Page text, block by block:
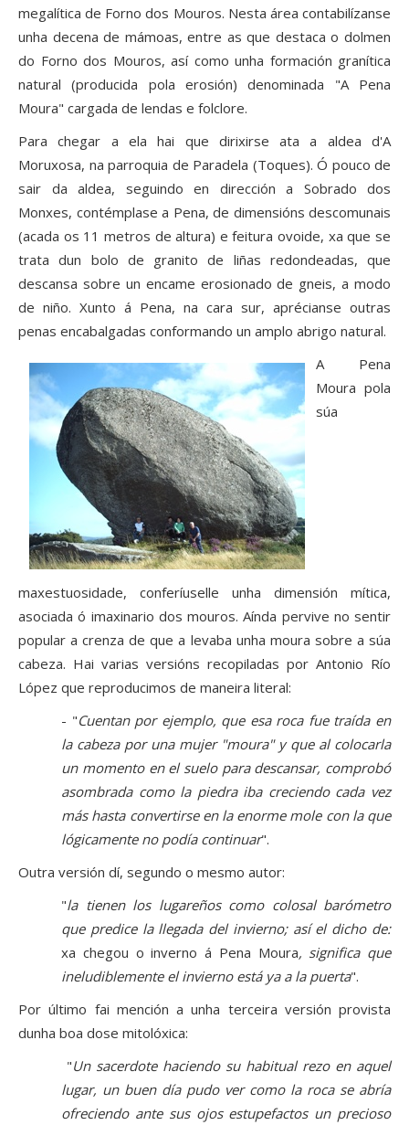
megalítica de Forno dos Mouros. Nesta área contabilízanse
unha decena de mámoas, entre as que destaca o dolmen
do Forno dos Mouros, así como unha formación granítica
natural (producida pola erosión) denominada "A Pena
Moura" cargada de lendas e folclore.
Para chegar a ela hai que dirixirse ata a aldea d'A
Moruxosa, na parroquia de Paradela (Toques). Ó pouco de
sair da aldea, seguindo en dirección a Sobrado dos
Monxes, contémplase a Pena, de dimensións descomunais
(acada os 11 metros de altura) e feitura ovoide, xa que se
trata dun bolo de granito de liñas redondeadas, que
descansa sobre un encame erosionado de gneis, a modo
de niño. Xunto á Pena, na cara sur, aprécianse outras
penas encabalgadas conformando un amplo abrigo natural.
A Pena
Moura pola
súa
maxestuosidade, conferíuselle unha dimensión mítica,
asociada ó imaxinario dos mouros. Aínda pervive no sentir
popular a crenza de que a levaba unha moura sobre a súa
cabeza. Hai varias versións recopiladas por Antonio Río
López que reproducimos de maneira literal:
- "Cuentan por ejemplo, que esa roca fue traída en
la cabeza por una mujer "moura" y que al colocarla
un momento en el suelo para descansar, comprobó
asombrada como la piedra iba creciendo cada vez
más hasta convertirse en la enorme mole con la que
lógicamente no podía continuar".
Outra versión dí, segundo o mesmo autor:
"la tienen los lugareños como colosal barómetro
que predice la llegada del invierno; así el dicho de:
xa chegou o inverno á Pena Moura, significa que
ineludiblemente el invierno está ya a la puerta".
Por último fai mención a unha terceira versión provista
dunha boa dose mitolóxica:
"Un sacerdote haciendo su habitual rezo en aquel
lugar, un buen día pudo ver como la roca se abría
ofreciendo ante sus ojos estupefactos un precioso